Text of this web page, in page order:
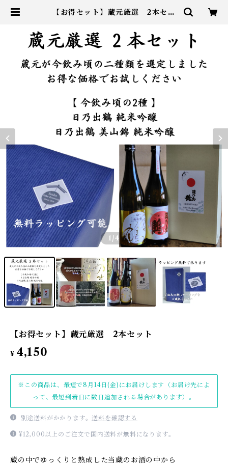
【お得セット】蔵元厳選 2本セッ
1 /4
【お得セット】蔵元厳選 2本セット
¥ 4,150
※この商品は、最短で8月14日(金)にお届けします（お届け先によ
って、最短到着日に数日追加される場合があります）。
別途送料がかかります。送料を確認する
¥12,000以上のご注文で国内送料が無料になります。
蔵の中でゆっくりと熟成した当蔵のお酒の中から